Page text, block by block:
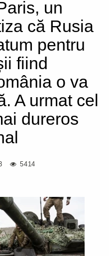
un
că Rusia
pentru
fiind
o va
A urmat cel
dureros
5414